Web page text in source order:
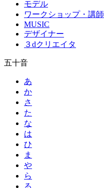
モデル
ワークショップ・講師
MUSIC
デザイナー
３dクリエイタ
五十音
あ
か
さ
た
な
は
ひ
ま
や
ら
る